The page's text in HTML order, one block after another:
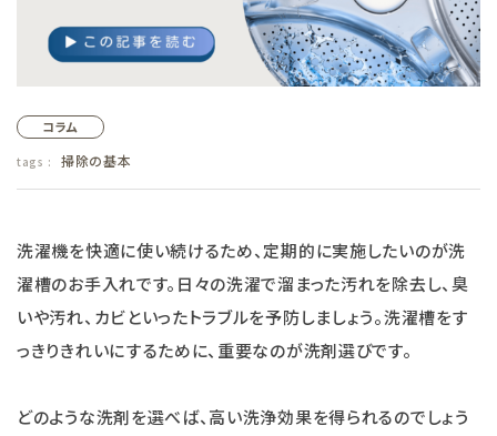
日用品雑貨
フェムケア
インナー・下着・ナイトウェア
キッズ・ベビー・マタニティ
キッチン用品
フード
ブランド
コラム
tags : 掃除の基本
洗濯機を快適に使い続けるため、定期的に実施したいのが洗
濯槽のお手入れです。日々の洗濯で溜まった汚れを除去し、臭
いや汚れ、カビといったトラブルを予防しましょう。洗濯槽をす
っきりきれいにするために、重要なのが洗剤選びです。
どのような洗剤を選べば、高い洗浄効果を得られるのでしょう